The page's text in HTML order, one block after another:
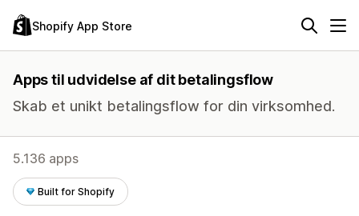
Shopify App Store
Apps til udvidelse af dit betalingsflow
Skab et unikt betalingsflow for din virksomhed.
5.136 apps
Built for Shopify